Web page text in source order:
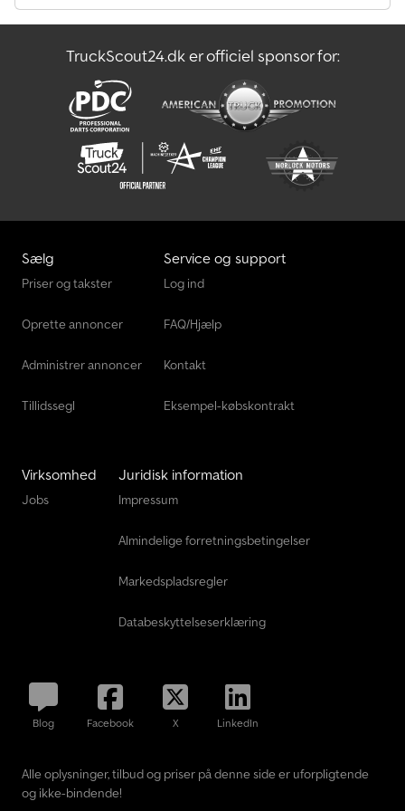
Mercedes-Benz Viano Transportør
Renault Transportør
TruckScout24.dk er officiel sponsor for:
Sælg
Priser og takster
Oprette annoncer
Administrer annoncer
Tillidssegl
Service og support
Log ind
FAQ/Hjælp
Kontakt
Eksempel-købskontrakt
Virksomhed
Jobs
Juridisk information
Impressum
Almindelige forretningsbetingelser
Markedspladsregler
Databeskyttelseserklæring
Blog Facebook X LinkedIn
Alle oplysninger, tilbud og priser på denne side er uforpligtende
og ikke-bindende!